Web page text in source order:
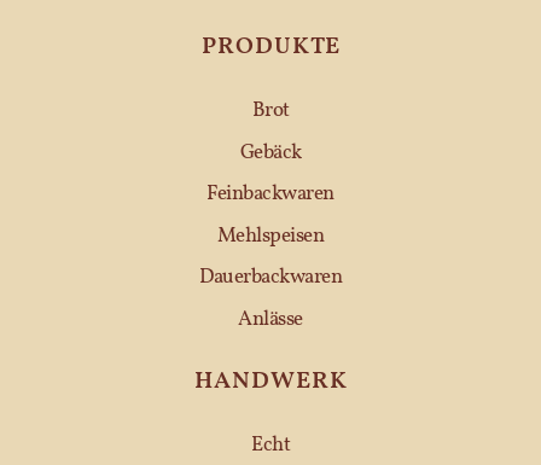
PRODUKTE
Brot
Gebäck
Feinbackwaren
Mehlspeisen
Dauerbackwaren
Anlässe
HANDWERK
Echt